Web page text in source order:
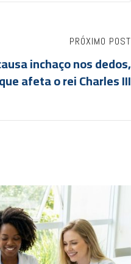
PRÓXIMO POST
inchaço nos dedos,
afeta o rei Charles III